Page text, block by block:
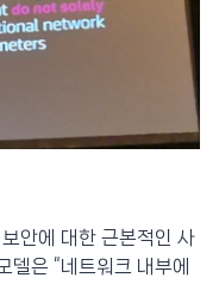
안에 대한 근본적인 사
델은 “네트워크 내부에